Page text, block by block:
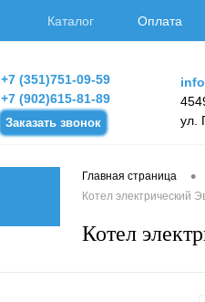
Каталог Оплата
+7 (351)751-09-59
+7 (902)615-81-89
Заказать звонок
ул.
Главная страница •
Котел электрический
Котел